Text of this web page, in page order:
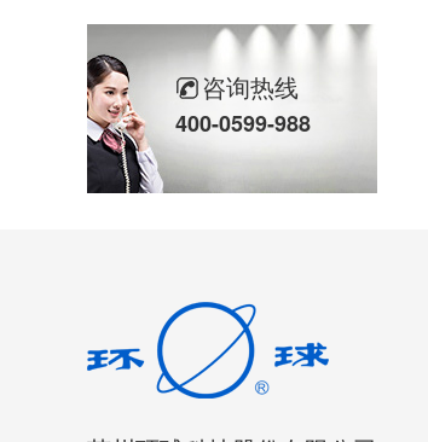
咨询热线
400-0599-988